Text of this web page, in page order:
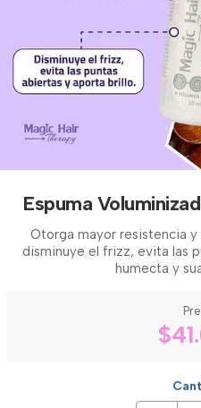
Espuma
Otorga mayor resistencia
disminuye el frizz, evita las
humecta y